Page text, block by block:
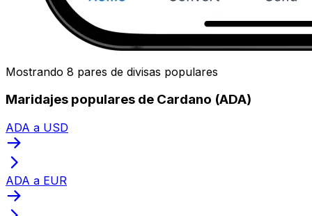
Mostrando 8 pares de divisas populares
Maridajes populares de Cardano (ADA)
ADA a USD
ADA a EUR